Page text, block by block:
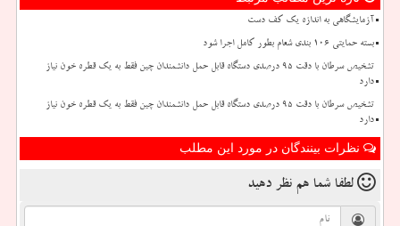
آزمایشگاهی به اندازه یک کف دست
بسته حمایتی ۱۰۶ بندی شعام بطور کامل اجرا شود
تشخیص سرطان با دقت ۹۵ درصدی دستگاه قابل حمل دانشمندان چین فقط به یک قطره خون نیاز
دارد
تشخیص سرطان با دقت ۹۵ درصدی دستگاه قابل حمل دانشمندان چین فقط به یک قطره خون نیاز
دارد
نظرات بینندگان در مورد این مطلب
لطفا شما هم نظر دهید